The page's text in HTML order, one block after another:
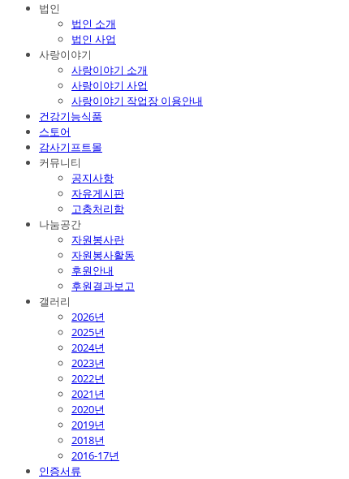
법인
법인 소개
법인 사업
사랑이야기
사랑이야기 소개
사랑이야기 사업
사랑이야기 작업장 이용안내
건강기능식품
스토어
감사기프트몰
커뮤니티
공지사항
자유게시판
고충처리함
나눔공간
자원봉사란
자원봉사활동
후원안내
후원결과보고
갤러리
2026년
2025년
2024년
2023년
2022년
2021년
2020년
2019년
2018년
2016-17년
인증서류